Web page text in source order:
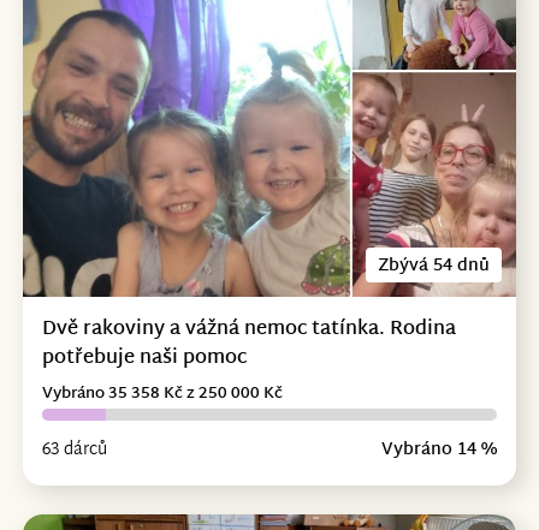
Zbývá 54 dnů
Dvě rakoviny a vážná nemoc tatínka. Rodina
potřebuje naši pomoc
63 dárců Vybráno 14 %
Vybráno 35 358 Kč z 250 000 Kč